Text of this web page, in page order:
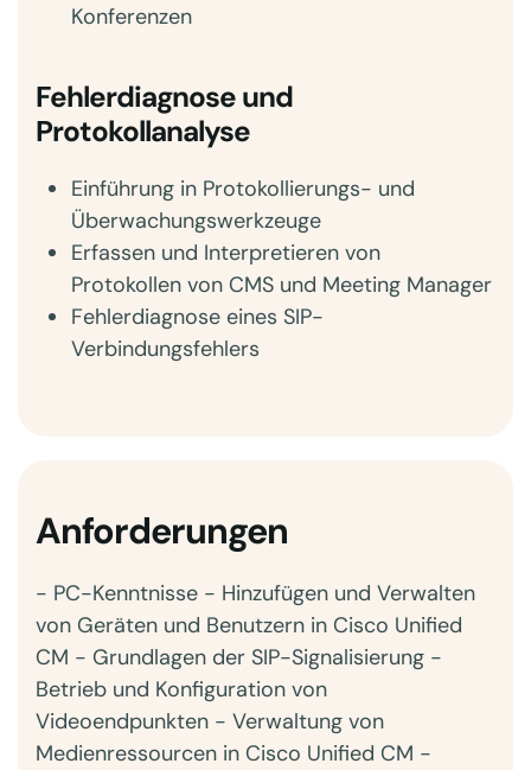
Konferenzen
Fehlerdiagnose und
Protokollanalyse
Einführung in Protokollierungs- und
Überwachungswerkzeuge
Erfassen und Interpretieren von
Protokollen von CMS und Meeting Manager
Fehlerdiagnose eines SIP-
Verbindungsfehlers
Anforderungen
- PC-Kenntnisse - Hinzufügen und Verwalten
von Geräten und Benutzern in Cisco Unified
CM - Grundlagen der SIP-Signalisierung -
Betrieb und Konfiguration von
Videoendpunkten - Verwaltung von
Medienressourcen in Cisco Unified CM -